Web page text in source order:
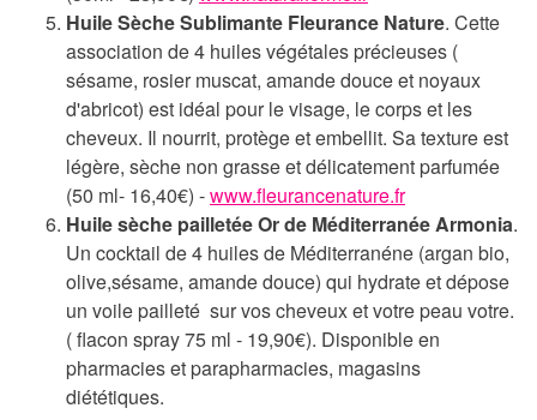
Huile Sèche Sublimante Fleurance Nature. Cette
association de 4 huiles végétales précieuses (
sésame, rosier muscat, amande douce et noyaux
d'abricot) est idéal pour le visage, le corps et les
cheveux. Il nourrit, protège et embellit. Sa texture est
légère, sèche non grasse et délicatement parfumée
(50 ml- 16,40€) -www.fleurancenature.fr
Huile sèche pailletée Or de Méditerranée Armonia.
Un cocktail de 4 huiles de Méditerranéne (argan bio,
olive,sésame, amande douce) qui hydrate et dépose
un voile pailleté sur vos cheveux et votre peau votre.
( flacon spray 75 ml - 19,90€). Disponible en
pharmacies et parapharmacies, magasins
diététiques.